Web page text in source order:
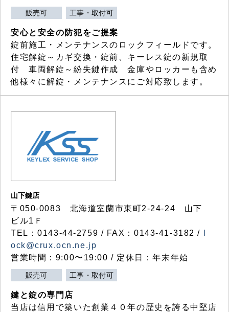
販売可 工事・取付可
安心と安全の防犯をご提案
錠前施工・メンテナンスのロックフィールドです。
住宅解錠～カギ交換・錠前、キーレス錠の新規取
付 車両解錠～紛失鍵作成 金庫やロッカーも含め
他様々に解錠・メンテナンスにご対応致します。
山下鍵店
〒050-0083 北海道室蘭市東町2-24-24 山下
ビル1Ｆ
TEL：0143-44-2759 / FAX：0143-41-3182 /
ock@crux.ocn.ne.jp
営業時間：9:00〜19:00 / 定休日：年末年始
販売可 工事・取付可
鍵と錠の専門店
当店は信用で築いた創業４０年の歴史を誇る中堅店